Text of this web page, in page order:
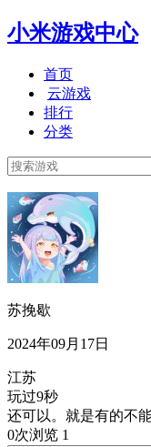
小米游戏中心
首页
云游戏
排行
分类
苏挽歇
2024年09月17日
江苏
玩过9秒
还可以。就是有的不
0次浏览 1